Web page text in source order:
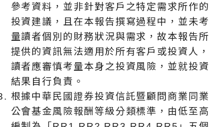
參考資料，並非針對客戶之特定需求所作的
投資建議，且在本報告撰寫過程中，並未考
量讀者個別的財務狀況與需求，故本報告所
提供的資訊無法適用於所有客戶或投資人，
讀者應審慎考量本身之投資風險，並就投資
結果自行負責。
根據中華⺠國證券投資信託暨顧問商業同業
公會基金風險報酬等級分類標準，由低至高